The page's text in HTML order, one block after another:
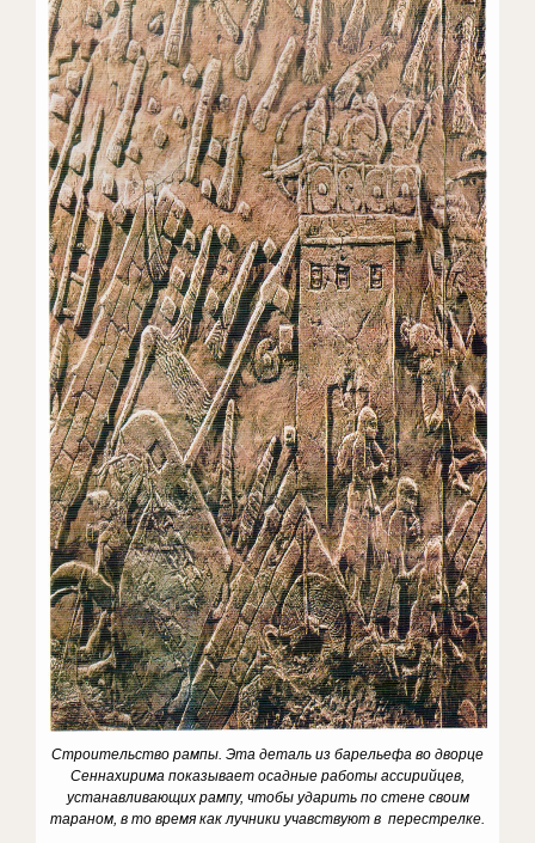
Строительство рампы. Эта деталь из барельефа во дворце
Сеннахирима показывает осадные работы ассирийцев,
устанавливающих рампу, чтобы ударить по стене своим
тараном, в то время как лучники учавствуют в перестрелке.